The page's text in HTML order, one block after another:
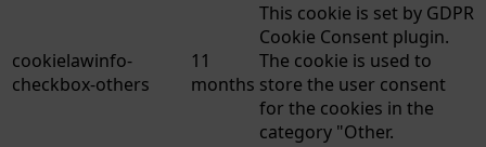
cookielawinfo-
checkbox-others
11
months
This cookie is set by GDPR
Cookie Consent plugin.
The cookie is used to
store the user consent
for the cookies in the
category "Other.